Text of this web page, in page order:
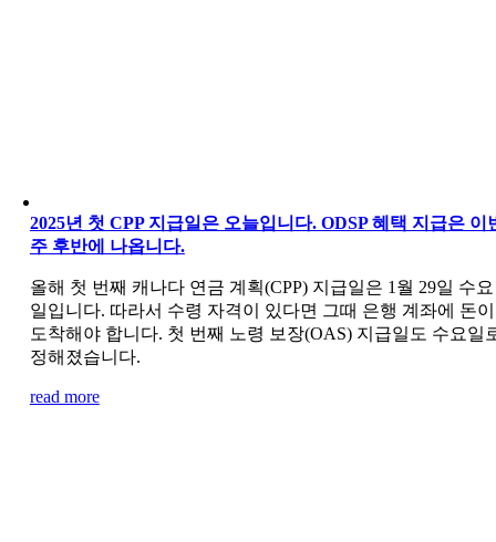
2025년 첫 CPP 지급일은 오늘입니다. ODSP 혜택 지급은 이
주 후반에 나옵니다.
올해 첫 번째 캐나다 연금 계획(CPP) 지급일은 1월 29일 수요
일입니다. 따라서 수령 자격이 있다면 그때 은행 계좌에 돈이
도착해야 합니다. 첫 번째 노령 보장(OAS) 지급일도 수요일
정해졌습니다.
read more